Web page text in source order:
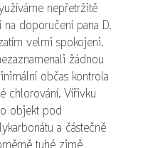
nepřetržitě
doporučení pana D.
velmi spokojeni.
žádnou
občas kontrola
chlorování. Vířivku
objekt pod
a částečně